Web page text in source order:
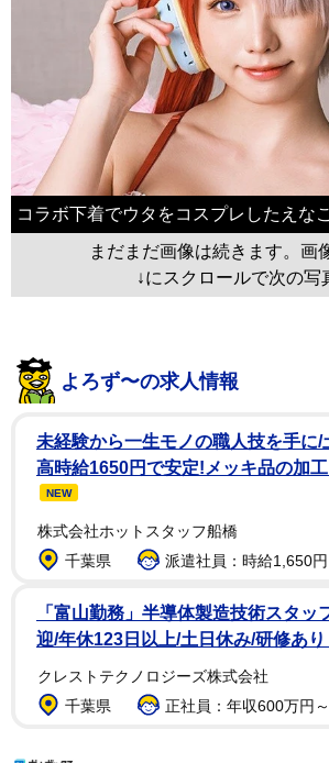
コラボ下着でウタをコスプレしたえなこ
まだまだ画像は続きます。画
↓にスクロールで次の写
よろず〜の求人情報
未経験から一生モノの職人技を手に/
高時給1650円で安定!メッキ品の加
NEW
株式会社ホットスタッフ船橋
千葉県
派遣社員：時給1,650円
「富山勤務」半導体製造技術スタッ
迎/年休123日以上/土日休み/研修あり
クレストテクノロジーズ株式会社
千葉県
正社員：年収600万円